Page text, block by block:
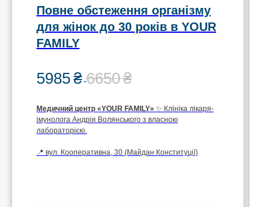
Повне обстеження організму
для жінок до 30 років в YOUR
FAMILY
5985₴ 6650₴
Медичний центр «YOUR FAMILY» ✨ Клініка лікаря-
імунолога Андрія Волянського з власною
лабораторією.
📍 вул. Кооперативна, 30 (Майдан Конституції)